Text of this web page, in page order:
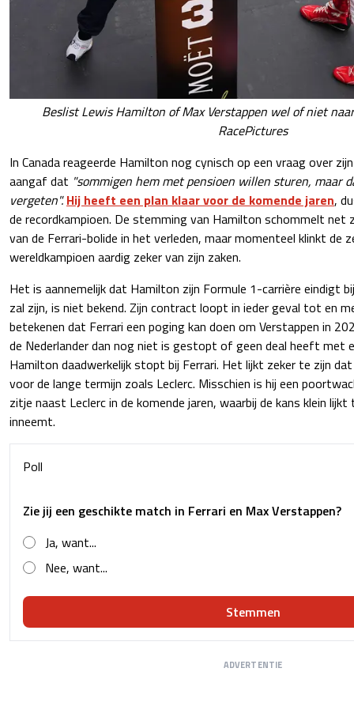
Beslist Lewis Hamilton of Max Verstappen wel of niet
RacePictures
In Canada reageerde Hamilton nog cynisch op een vraag over
aangaf dat "sommigen hem met pensioen willen sturen, maar
vergeten". Hij heeft een plan klaar voor de komende jaren,
de recordkampioen. De stemming van Hamilton schommelt net
van de Ferrari-bolide in het verleden, maar momenteel klinkt de
wereldkampioen aardig zeker van zijn zaken.
Het is aannemelijk dat Hamilton zijn Formule 1-carrière eindigt
zal zijn, is niet bekend. Zijn contract loopt in ieder geval tot en
betekenen dat Ferrari een poging kan doen om Verstappen in
de Nederlander dan nog niet is gestopt of geen deal heeft met
Hamilton daadwerkelijk stopt bij Ferrari. Het lijkt zeker te zijn
voor de lange termijn zoals Leclerc. Misschien is hij een
zitje naast Leclerc in de komende jaren, waarbij de kans klein
inneemt.
Poll
Zie jij een geschikte match in Ferrari en Max Verstappen?
Ja, want...
Nee, want...
Stemmen
ADVERTENTIE